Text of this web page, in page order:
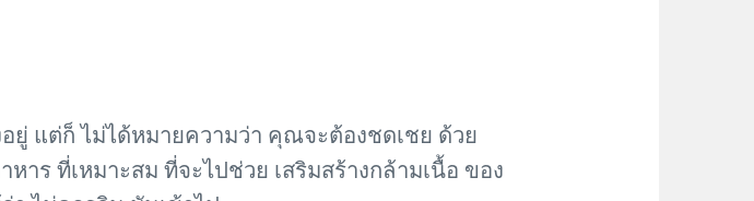
แต่ก็ ไม่ได้หมายความว่า คุณจะต้องชดเชย ด้วย
ร ที่เหมาะสม ที่จะไปช่วย เสริมสร้างกล้ามเนื้อ ของ